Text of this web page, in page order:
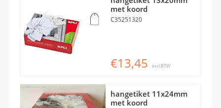
met koord
C35251320
€13,45 excl.BTW
hangetiket 11x24mm
met koord